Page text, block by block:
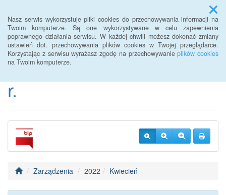
Nasz serwis wykorzystuje pliki cookies do przechowywania informacji na
Twoim komputerze. Są one wykorzystywane w celu zapewnienia
poprawnego działania serwisu. W każdej chwili możesz dokonać zmiany
ustawień dot. przechowywania plików cookies w Twojej przeglądarce.
Korzystając z serwisu wyrażasz zgodę na przechowywanieplików cookies
na Twoim komputerze.
Menu
BIP Urzędu Gminy
Janowice Wielkie od 2022
r.
Zarządzenia 2022 Kwiecień